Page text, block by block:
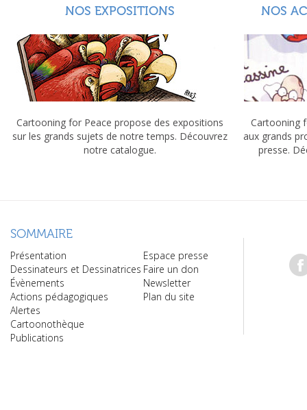
NOS EXPOSITIONS
Cartooning for Peace propose des expositions
sur les grands sujets de notre temps. Découvrez
notre catalogue.
NOS
Cartooning
aux grands
presse.
SOMMAIRE
Présentation
Dessinateurs et Dessinatrices
Évènements
Actions pédagogiques
Alertes
Cartoonothèque
Publications
Espace presse
Faire un don
Newsletter
Plan du site